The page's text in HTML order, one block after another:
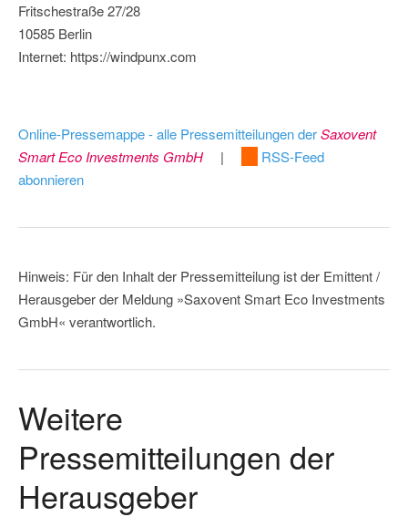
Fritschestraße 27/28
10585 Berlin
Internet: https://windpunx.com
Online-Pressemappe - alle Pressemitteilungen derSaxovent
Smart Eco Investments GmbH
|
RSS-Feed
abonnieren
Hinweis: Für den Inhalt der Pressemitteilung ist der Emittent /
Herausgeber der Meldung »Saxovent Smart Eco Investments
GmbH« verantwortlich.
Weitere
Pressemitteilungen der
Herausgeber